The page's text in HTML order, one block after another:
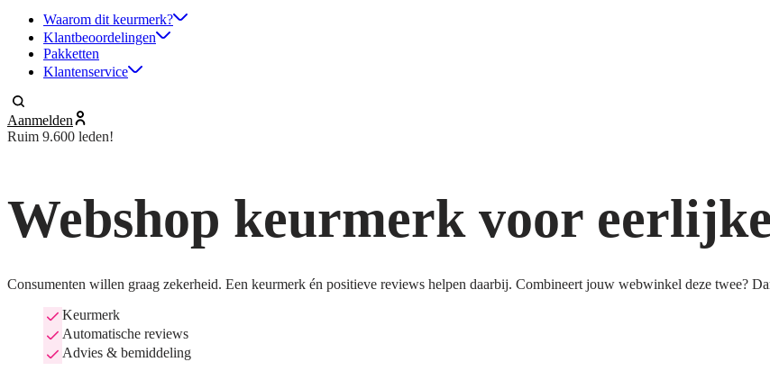
Waarom dit keurmerk?
Klantbeoordelingen
Pakketten
Klantenservice
Aanmelden
Ruim 9.600 leden!
Webshop keurmerk voor
Consumenten willen graag zekerheid. Een keurmerk én positieve reviews helpen daarbij. Combineert jouw webwinkel deze twee?
Keurmerk
Automatische reviews
Advies & bemiddeling